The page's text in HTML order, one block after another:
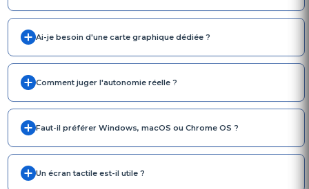
Ai-je besoin d'une carte graphique dédiée ?
Comment juger l'autonomie réelle ?
Faut-il préférer Windows, macOS ou Chrome OS ?
Un écran tactile est-il utile ?